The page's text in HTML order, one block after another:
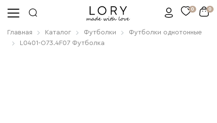
0 0
Главная Каталог Футболки
Футболки однотонные
L0401-O73.4F07 Футболка